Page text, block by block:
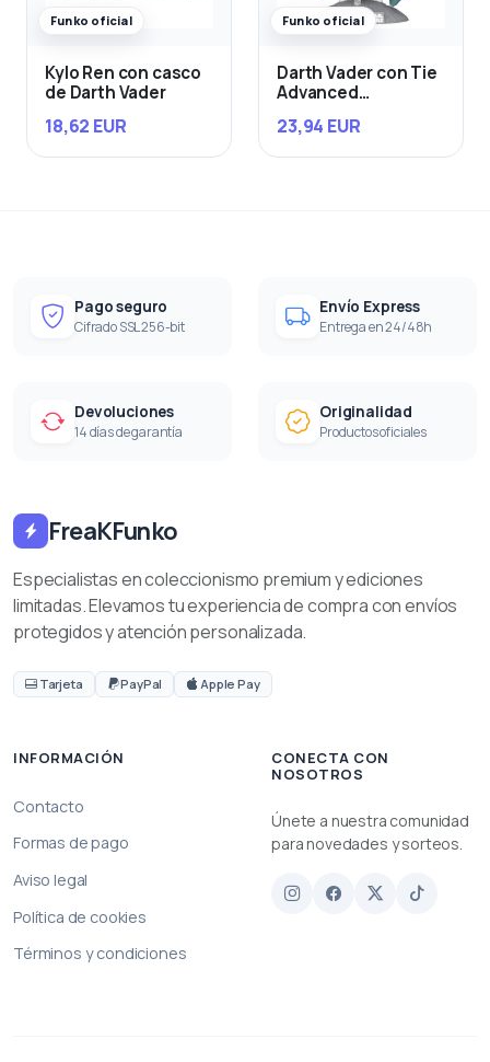
Funko oficial
Kylo Ren con casco
de Darth Vader
18,62 EUR
Funko oficial
Darth Vader con Tie
Advanced
23,94 EUR
Pago seguro
Cifrado SSL 256-bit
Envío Express
Entrega en 24/48h
Devoluciones
14 días de garantía
Originalidad
Productos oficiales
FreaKFunko
Especialistas en coleccionismo premium y ediciones
limitadas. Elevamos tu experiencia de compra con envíos
protegidos y atención personalizada.
Tarjeta PayPal Apple Pay
INFORMACIÓN
Contacto
Formas de pago
Aviso legal
Política de cookies
Términos y condiciones
CONECTA CON
NOSOTROS
Únete a nuestra comunidad
para novedades y sorteos.